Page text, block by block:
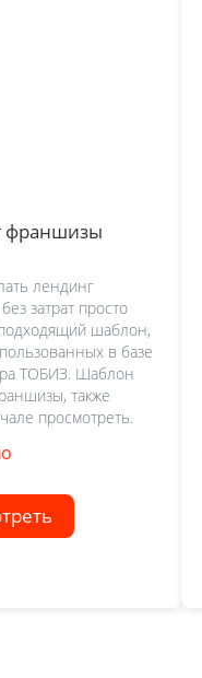
франшизы
лендинг
затрат просто
шаблон,
в базе
ТОБИЗ. Шаблон
также
просмотреть.